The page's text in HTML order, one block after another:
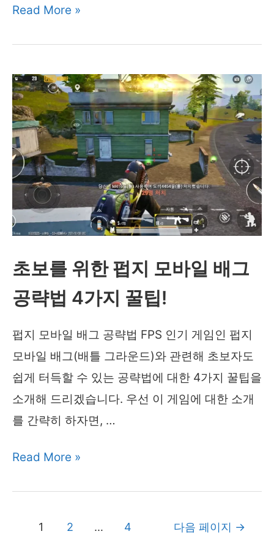
탑
버
릭
4K
블
루
레
극
까
지
밀
어
붙
인
사
운
Read More »
초보를 위한 펍지 모바일 배그
공략법 4가지 꿀팁!
펍지 모바일 배그 공략법 FPS 인기 게임인 펍지
모바일 배그(배틀 그라운드)와 관련해 초보자도
쉽게 터득할 수 있는 공략법에 대한 4가지 꿀팁을
소개해 드리겠습니다. 우선 이 게임에 대한 소개
를 간략히 하자면, …
초
Read More »
1 2 … 4 다음 페이지 →